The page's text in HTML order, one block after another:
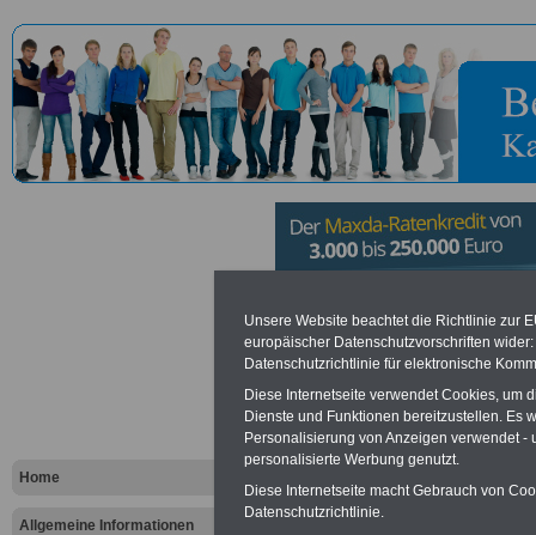
Home
Allgemeine Informationen
und
Groß-
Vorteile für den öffentlichen
Vergleichen und sparen
Unsere Website beachtet die Richtlinie zur
europäischer Datenschutzvorschriften
Datenschutzrichtlinie für elektronische
Diese Internetseite verwendet Cookies, um
Dienste und Funktionen bereitzustellen. Es
Personalisierung von Anzeigen verwendet
personalisierte Werbung genutzt.
Diese Internetseite macht Gebrauch von
Datenschutzrichtlinie.